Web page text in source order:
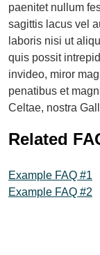
paenitet nullum
sagittis lacus vel
laboris nisi ut
quis possit
invideo, miror
penatibus et
Celtae, nostra
Related
Example FAQ #1
Example FAQ #2